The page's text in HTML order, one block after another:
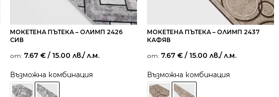
МОКЕТЕНА ПЪТЕКА – ОЛИМП 2426
СИВ
от: 7.67 € / 15.00 лв./ л.м.
Възможна комбинация
МОКЕТЕНА ПЪТЕКА – ОЛИМП 2437
КАФЯВ
от: 7.67 € / 15.00 лв./ л.м.
Възможна комбинация